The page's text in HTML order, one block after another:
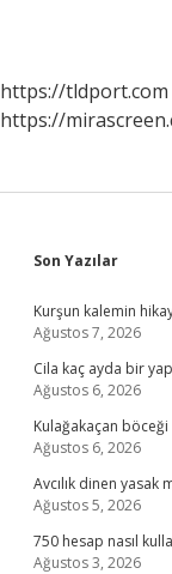
https://tldport.com
https://
Sidebar
Son Yazılar
Kurşun kalemin
Ağustos 7, 2026
Cila kaç ayda bir
Ağustos 6, 2026
Kulağakaçan
Ağustos 6, 2026
Avcılık dinen yasak
Ağustos 5, 2026
750 hesap nasıl
Ağustos 3, 2026